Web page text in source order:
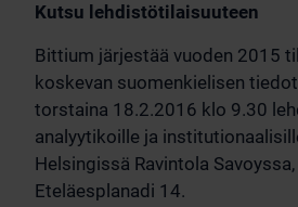
Kutsu lehdistötilaisuuteen
Bittium järjestää vuoden 2015
koskevan suomenkielisen
torstaina 18.2.2016 klo 9.30
analyytikoille ja
Helsingissä Ravintola
Eteläesplanadi 14.